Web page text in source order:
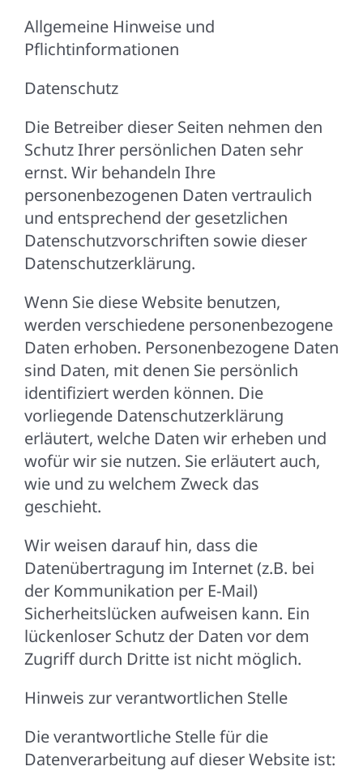
Allgemeine Hinweise und
Pflichtinformationen
Datenschutz
Die Betreiber dieser Seiten nehmen den
Schutz Ihrer persönlichen Daten sehr
ernst. Wir behandeln Ihre
personenbezogenen Daten vertraulich
und entsprechend der gesetzlichen
Datenschutzvorschriften sowie dieser
Datenschutzerklärung.
Wenn Sie diese Website benutzen,
werden verschiedene personenbezogene
Daten erhoben. Personenbezogene Daten
sind Daten, mit denen Sie persönlich
identifiziert werden können. Die
vorliegende Datenschutzerklärung
erläutert, welche Daten wir erheben und
wofür wir sie nutzen. Sie erläutert auch,
wie und zu welchem Zweck das
geschieht.
Wir weisen darauf hin, dass die
Datenübertragung im Internet (z.B. bei
der Kommunikation per E-Mail)
Sicherheitslücken aufweisen kann. Ein
lückenloser Schutz der Daten vor dem
Zugriff durch Dritte ist nicht möglich.
Hinweis zur verantwortlichen Stelle
Die verantwortliche Stelle für die
Datenverarbeitung auf dieser Website ist: